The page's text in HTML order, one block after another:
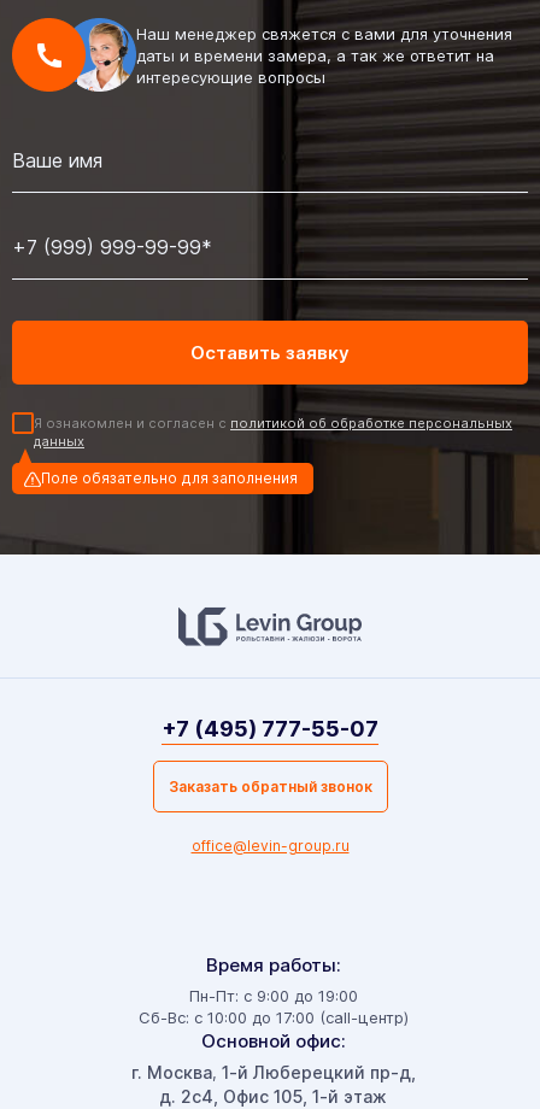
Наш менеджер свяжется с вами для уточнения
даты и времени замера, а так же ответит на
интересующие вопросы
Я ознакомлен и согласен с политикой об обработке персональных
данных
Поле обязательно для заполнения
Время работы:
Пн-Пт: с 9:00 до 19:00
Сб-Вс: с 10:00 до 17:00 (call-центр)
Основной офис:
г. Москва, 1-й Люберецкий пр-д,
д. 2с4, Офис 105, 1-й этаж
+7 (495) 777-55-07
Заказать обратный звонок
office@levin-group.ru